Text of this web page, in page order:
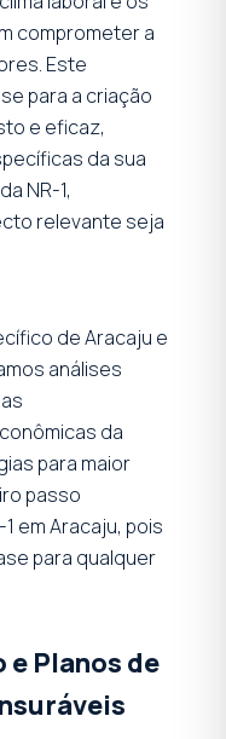
comprometer a
Este
para a criação
e eficaz,
da sua
NR-1,
relevante seja
de Aracaju e
análises
da
para maior
passo
em Aracaju, pois
para qualquer
Planos de